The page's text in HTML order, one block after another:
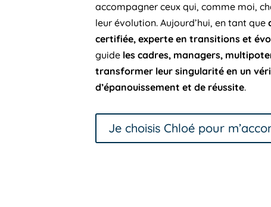
accompagner ceux qui, comme moi,
leur évolution. Aujourd’hui, en tant que
certifiée, experte en transitions et
guide les cadres, managers,
transformer leur singularité en un
d’épanouissement et de réussite.
Je choisis Chloé pour